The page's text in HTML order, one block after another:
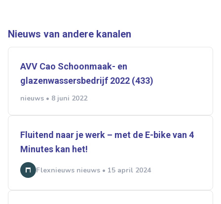
Nieuws van andere kanalen
AVV Cao Schoonmaak- en
glazenwassersbedrijf 2022 (433)
nieuws • 8 juni 2022
Fluitend naar je werk – met de E-bike van 4
Minutes kan het!
Flexnieuws nieuws • 15 april 2024